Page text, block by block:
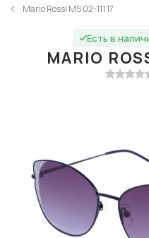
Mario Rossi MS 02-111 17
Есть в
MARIO